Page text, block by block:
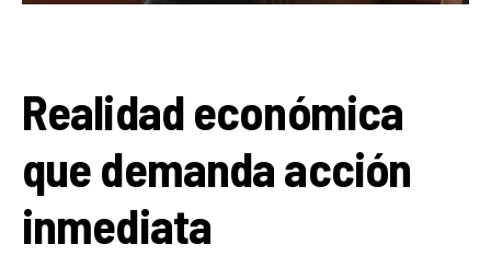
Realidad económica
que demanda acción
inmediata